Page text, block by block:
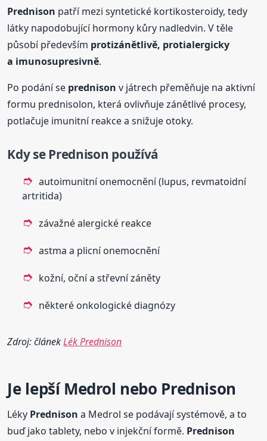
Prednison patří mezi syntetické kortikosteroidy, tedy
látky napodobující hormony kůry nadledvin. V těle
působí především protizánětlivě, protialergicky
a imunosupresivně.
Po podání se prednison v játrech přeměňuje na aktivní
formu prednisolon, která ovlivňuje zánětlivé procesy,
potlačuje imunitní reakce a snižuje otoky.
Kdy sePrednison používá
autoimunitní onemocnění (lupus, revmatoidní
artritida)
závažné alergické reakce
astma a plicní onemocnění
kožní, oční a střevní záněty
některé onkologické diagnózy
Zdroj: článekLék Prednison
Je lepší Medrol nebo Prednison
Léky Prednison a Medrol se podávají systémově, a to
buď jako tablety, nebo v injekční formě. Prednison